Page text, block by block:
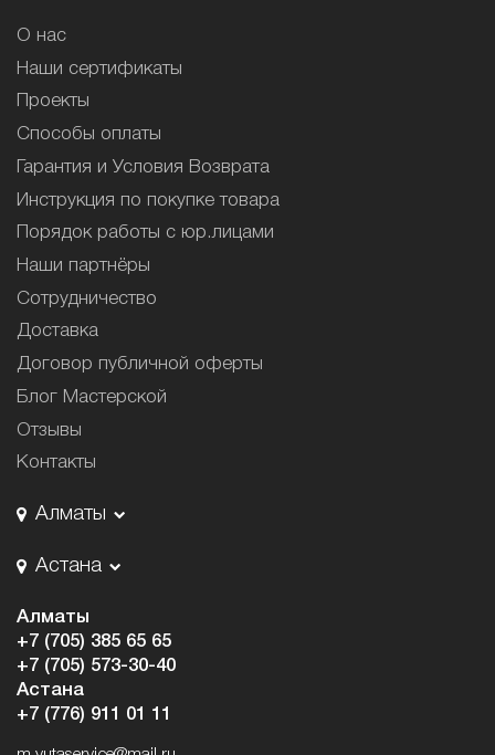
О нас
Наши сертификаты
Проекты
Способы оплаты
Гарантия и Условия Возврата
Инструкция по покупке товара
Порядок работы с юр.лицами
Наши партнёры
Сотрудничество
Доставка
Договор публичной оферты
Блог Мастерской
Отзывы
Контакты
Алматы
Астана
Алматы
+7 (705) 385 65 65
+7 (705) 573-30-40
Астана
+7 (776) 911 01 11